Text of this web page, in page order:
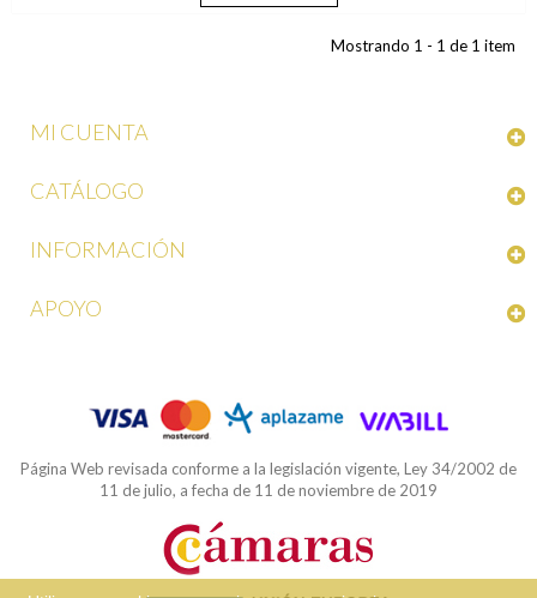
Mostrando 1 - 1 de 1 item
MI CUENTA
CATÁLOGO
INFORMACIÓN
APOYO
Página Web revisada conforme a la legislación vigente, Ley 34/2002 de
11 de julio, a fecha de 11 de noviembre de 2019